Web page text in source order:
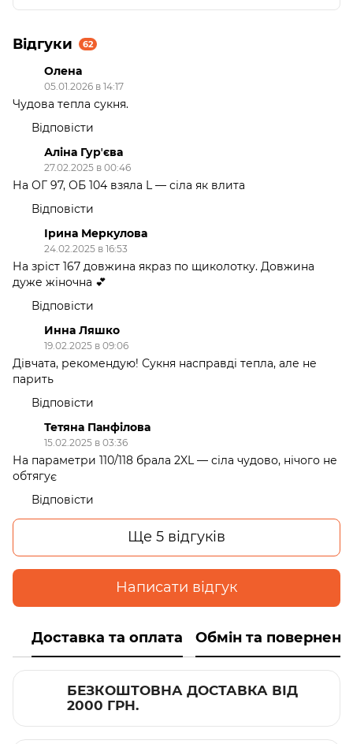
Відгуки 62
Олена
05.01.2026 в 14:17
Чудова тепла сукня.
Відповісти
Аліна Гурʼєва
27.02.2025 в 00:46
На ОГ 97, ОБ 104 взяла L — сіла як влита
Відповісти
Ірина Меркулова
24.02.2025 в 16:53
На зріст 167 довжина якраз по щиколотку. Довжина
дуже жіночна 💕
Відповісти
Инна Ляшко
19.02.2025 в 09:06
Дівчата, рекомендую! Сукня насправді тепла, але не
парить
Відповісти
Тетяна Панфілова
15.02.2025 в 03:36
На параметри 110/118 брала 2XL — сіла чудово, нічого не
обтягує
Відповісти
Ще 5 відгуків
Написати відгук
Доставка та оплата Обмін та
БЕЗКОШТОВНА ДОСТАВКА ВІД
2000 ГРН.